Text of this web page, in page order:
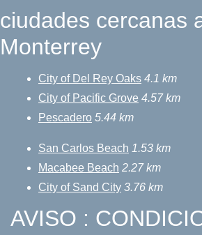
ciudades cercanas
Monterrey
City of Del Rey Oaks 4.1 km
City of Pacific Grove 4.57 km
Pescadero 5.44 km
San Carlos Beach 1.53 km
Macabee Beach 2.27 km
City of Sand City 3.76 km
AVISO :